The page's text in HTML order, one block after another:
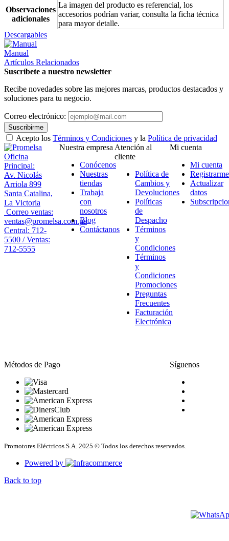
Observaciones
adicionales
La imagen del producto es referencial, los
accesorios podrían variar, consulta la ficha técnica
para mayor detalle.
Descargables
Manual
Artículos Relacionados
Suscríbete a nuestro newsletter
Recibe novedades sobre las mejores marcas, productos destacados y
soluciones para tu negocio.
Correo electrónico:
Suscribirme
Acepto los Términos y Condiciones y la Política de privacidad
Oficina
Principal:
Av. Nicolás
Arriola 899
Santa Catalina,
La Victoria
Correo ventas:
ventas@promelsa.com.pe
Central: 712-
5500 / Ventas:
712-5555
Nuestra empresa
Conócenos
Nuestras
tiendas
Trabaja
con
nosotros
Blog
Contáctanos
Atención al
cliente
Política de
Cambios y
Devoluciones
Políticas
de
Despacho
Términos
y
Condiciones
Términos
y
Condiciones
Promociones
Preguntas
Frecuentes
Facturación
Electrónica
Mi cuenta
Mi cuenta
Registrarme
Actualizar
datos
Métodos de Pago Síguenos
Promotores Eléctricos S.A. 2025 © Todos los derechos reservados.
Powered by
Back to top